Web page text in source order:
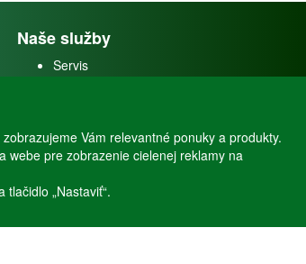
Naše služby
Servis
Predaj akváriových rýb
Vám relevantné ponuky a produkty.
webe pre zobrazenie cielenej reklamy na
„Nastaviť“.